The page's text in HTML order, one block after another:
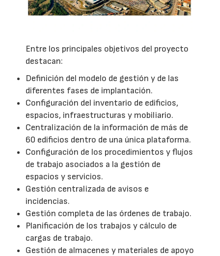
Entre los principales objetivos del proyecto
destacan:
Definición del modelo de gestión y de las
diferentes fases de implantación.
Configuración del inventario de edificios,
espacios, infraestructuras y mobiliario.
Centralización de la información de más de
60 edificios dentro de una única plataforma.
Configuración de los procedimientos y flujos
de trabajo asociados a la gestión de
espacios y servicios.
Gestión centralizada de avisos e
incidencias.
Gestión completa de las órdenes de trabajo.
Planificación de los trabajos y cálculo de
cargas de trabajo.
Gestión de almacenes y materiales de apoyo